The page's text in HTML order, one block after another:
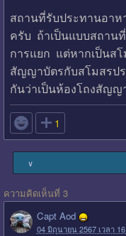
สถานที่รับประทานอา
ครับ ถ้าเป็นแบบสถาน
การแยก แต่หากเป็นส
สัญญาบัตรกับสโมสรป
กันว่าเป็นห้องโถงสัญ
 1
∨
ความคิดเห็นที่ 3
Capt Aod
04 มิถุนายน 2567 เวลา